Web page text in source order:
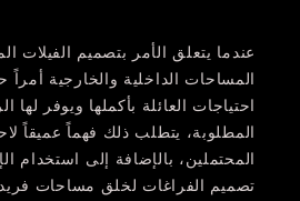
عندما يتعلق الأمر بتصميم الفيلات
المساحات الداخلية والخارجية أمراً
احتياجات العائلة بأكملها ويوفر لها
المطلوبة، يتطلب ذلك فهماً عميقاً
المحتملين، بالإضافة إلى استخدام
تصميم الفراغات لخلق مساحات